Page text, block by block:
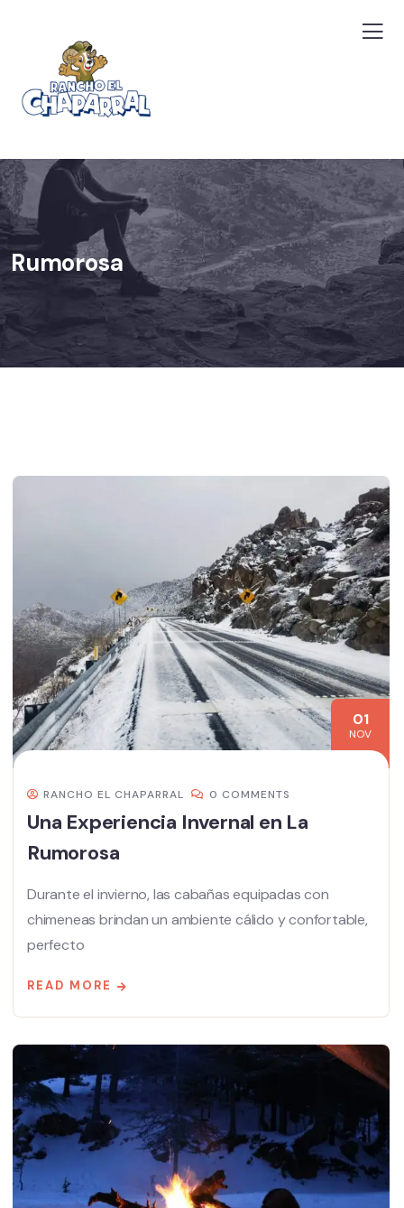
Rumorosa
01
NOV
RANCHO EL CHAPARRAL 0 COMMENTS
Una Experiencia Invernal en La
Rumorosa
Durante el invierno, las cabañas equipadas con
chimeneas brindan un ambiente cálido y confortable,
perfecto
READ MORE